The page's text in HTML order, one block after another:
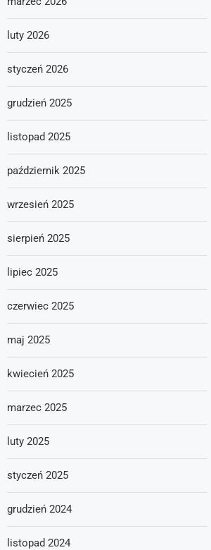
luty 2026
styczeń 2026
grudzień 2025
listopad 2025
październik 2025
wrzesień 2025
sierpień 2025
lipiec 2025
czerwiec 2025
maj 2025
kwiecień 2025
marzec 2025
luty 2025
styczeń 2025
grudzień 2024
listopad 2024